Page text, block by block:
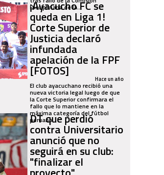
Disciplinaria de la...
¡Ayacucho FC se
queda en Liga 1!
Corte Superior de
Justicia declaró
infundada
apelación de la FPF
[FOTOS] Hace un año
El club ayacuchano recibió una
nueva victoria legal luego de que
la Corte Superior confirmara el
fallo que lo mantiene en la
máxima categoría del fútbol
peruano.
DT que perdió
contra Universitario
anunció que no
seguirá en su club:
"finalizar el